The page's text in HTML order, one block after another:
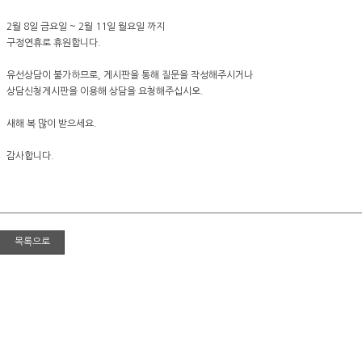
2월 8일 금요일 ~ 2월 11일 월요일 까지
구정연휴로 휴원합니다.
유선상담이 불가하므로, 게시판을 통해 질문을 작성해주시거나
상담신청게시판을 이용해 상담을 요청해주십시오.
새해 복 많이 받으세요.
감사합니다.